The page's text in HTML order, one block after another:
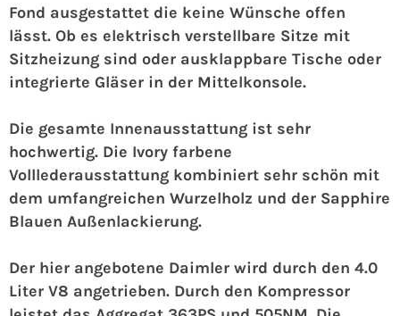
Fond ausgestattet die keine Wünsche offen
lässt. Ob es elektrisch verstellbare Sitze mit
Sitzheizung sind oder ausklappbare Tische oder
integrierte Gläser in der Mittelkonsole.
Die gesamte Innenausstattung ist sehr
hochwertig. Die Ivory farbene
Volllederausstattung kombiniert sehr schön mit
dem umfangreichen Wurzelholz und der Sapphire
Blauen Außenlackierung.
Der hier angebotene Daimler wird durch den 4.0
Liter V8 angetrieben. Durch den Kompressor